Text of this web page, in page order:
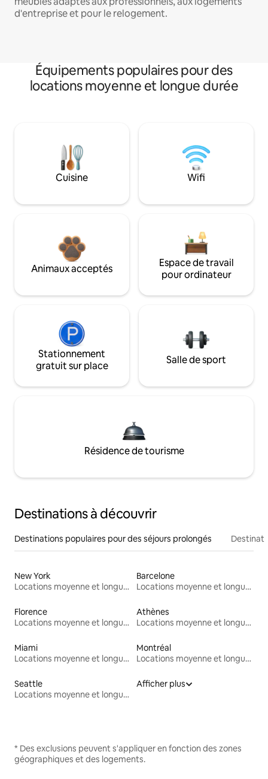
d'entreprise et pour le relogement.
Équipements populaires pour des
locations moyenne et longue durée
Cuisine Wifi
Animaux acceptés
Espace de travail
pour ordinateur
Stationnement
gratuit sur place
Salle de sport
Résidence de tourisme
Destinations à découvrir
Destinations populaires pour des séjours prolongés
New York
Locations moyenne et longue durée
Barcelone
Locations moyenne et longue durée
Florence
Locations moyenne et longue durée
Athènes
Locations moyenne et longue durée
Miami
Locations moyenne et longue durée
Montréal
Locations moyenne et longue durée
Seattle
Locations moyenne et longue durée
Afficher plus
* Des exclusions peuvent s'appliquer en fonction des zones
géographiques et des logements.